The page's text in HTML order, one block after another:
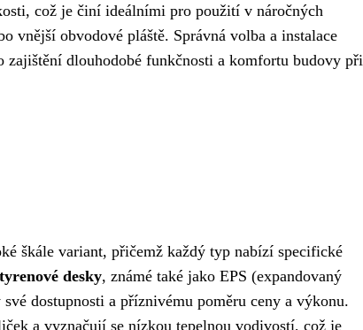
což je činí ideálními pro použití v náročných
vnější obvodové pláště. Správná volba a instalace
zajištění dlouhodobé funkčnosti a komfortu budovy při
škále variant, přičemž každý typ nabízí specifické
desky, známé také jako EPS (expandovaný
dostupnosti a příznivému poměru ceny a výkonu.
a vyznačují se nízkou tepelnou vodivostí, což je